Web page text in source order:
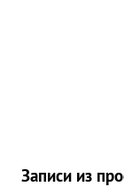
Записи из